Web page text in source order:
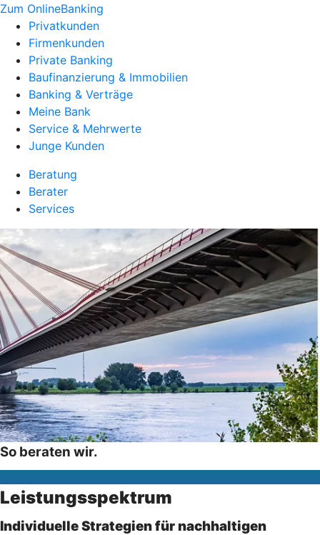
Zum OnlineBanking
Privatkunden
Firmenkunden
Private Banking
Baufinanzierung & Immobilien
Banking & Verträge
Meine Bank
Service & Mehrwerte
Junge Kunden
Beratung
Berater
Services
So beraten wir.
Leistungsspektrum
Individuelle Strategien für nachhaltigen